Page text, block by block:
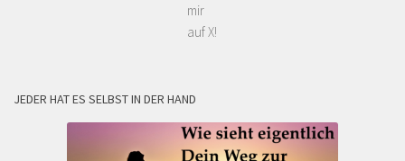
mir
auf X!
JEDER HAT ES SELBST IN DER HAND